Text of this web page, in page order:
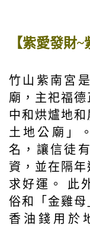
【紫愛發財~
竹山紫南宮
廟，主祀福
中和烘爐地
土地公廟」
名，讓信徒
資，並在隔
求好運。 此
俗和「金雞
香油錢用於